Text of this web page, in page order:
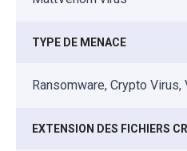
TYPE DE MENACE
Ransomware, Crypto
EXTENSION DES FICHIERS